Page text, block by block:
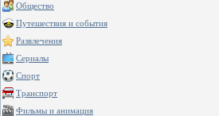
Общество
Путешествия и события
Развлечения
Сериалы
Спорт
Транспорт
Фильмы и анимация